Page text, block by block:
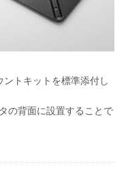
トキットを標準添付し
の背面に設置することで